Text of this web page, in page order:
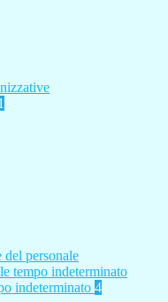
del personale
tempo indeterminato
indeterminato 4